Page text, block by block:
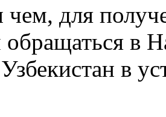
чем, для
в
Узбекистан в